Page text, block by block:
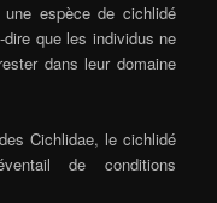
une espèce de cichlidé
que les individus ne
dans leur domaine
Cichlidae, le cichlidé
de conditions